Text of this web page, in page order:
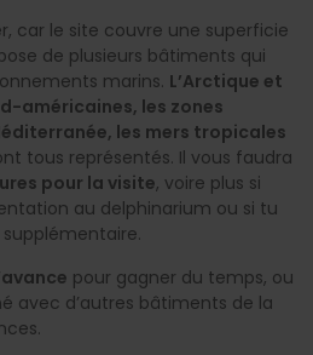
car le site couvre une superficie
de plusieurs bâtiments qui
marins. L’Arctique et
américaines, les zones
les mers tropicales
tous représentés. Il vous faudra
pour la visite, voire plus si
au delphinarium ou si tu
pour gagner du temps, ou
avec d’autres bâtiments de la